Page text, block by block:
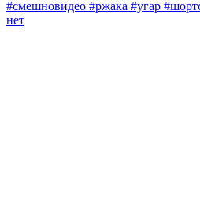
#смешновидео #ржака #угар
нет